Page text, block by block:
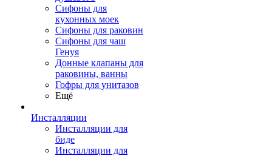
Сифоны для
кухонных моек
Сифоны для раковин
Сифоны для чаш
Генуя
Донные клапаны для
раковины, ванны
Гофры для унитазов
Ещё
Инсталляции
Инсталляции для
биде
Инсталляции для